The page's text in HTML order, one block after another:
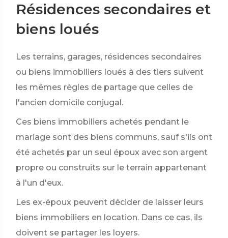
Résidences secondaires et
biens loués
Les terrains, garages, résidences secondaires
ou biens immobiliers loués à des tiers suivent
les mêmes règles de partage que celles de
l'ancien domicile conjugal.
Ces biens immobiliers achetés pendant le
mariage sont des biens communs, sauf s'ils ont
été achetés par un seul époux avec son argent
propre ou construits sur le terrain appartenant
à l'un d'eux.
Les ex-époux peuvent décider de laisser leurs
biens immobiliers en location. Dans ce cas, ils
doivent se partager les loyers.